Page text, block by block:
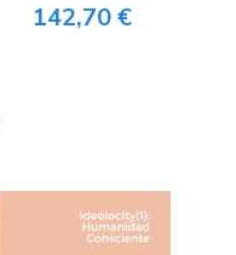
142,70 €